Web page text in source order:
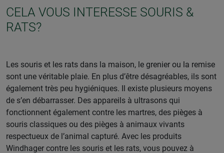
CELA VOUS INTERESSE SOURIS &
RATS?
Les souris et les rats dans la maison, le grenier ou la remise
sont une véritable plaie. En plus d’être désagréables, ils sont
également très peu hygiéniques. Il existe plusieurs moyens
de s’en débarrasser. Des appareils à ultrasons qui
fonctionnent également contre les martres, des pièges à
souris classiques ou des pièges à animaux vivants
respectueux de l’animal capturé. Avec les produits
Windhager contre les souris et les rats, vous pouvez à